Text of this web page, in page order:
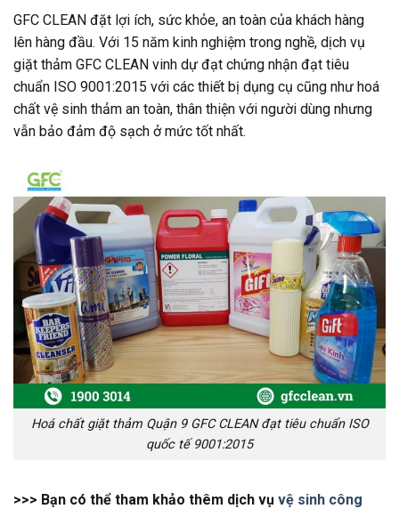
GFC CLEAN đặt lợi ích, sức khỏe, an toàn của khách hàng
lên hàng đầu. Với 15 năm kinh nghiệm trong nghề, dịch vụ
giặt thảm GFC CLEAN vinh dự đạt chứng nhận đạt tiêu
chuẩn ISO 9001:2015 với các thiết bị dụng cụ cũng như hoá
chất vệ sinh thảm an toàn, thân thiện với người dùng nhưng
vẫn bảo đảm độ sạch ở mức tốt nhất.
Hoá chất giặt thảm Quận 9 GFC CLEAN đạt tiêu chuẩn ISO
quốc tế 9001:2015
>>> Bạn có thể tham khảo thêm dịch vụ vệ sinh công